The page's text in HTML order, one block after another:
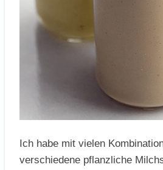
Ich habe mit vielen
verschiedene pflanzliche